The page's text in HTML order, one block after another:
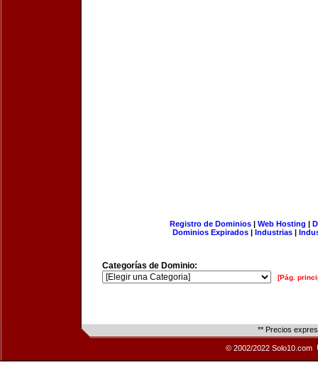
Registro de Dominios| Web Hosting |
Dominios Expirados | Industrias |
Categorías de Dominio:
[Pág.
** Precios
© 2002/2022 Solo10.com